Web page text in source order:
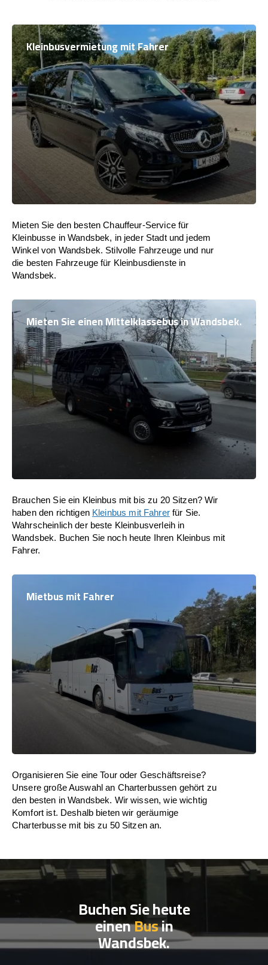
Kleinbusvermietung mit Fahrer
Mieten Sie den besten Chauffeur-Service für
Kleinbusse in Wandsbek, in jeder Stadt und jedem
Winkel von Wandsbek. Stilvolle Fahrzeuge und nur
die besten Fahrzeuge für Kleinbusdienste in
Wandsbek.
Mieten Sie einen Mittelklassebus in Wandsbek.
Brauchen Sie ein Kleinbus mit bis zu 20 Sitzen? Wir
haben den richtigen Kleinbus mit Fahrerfür Sie.
Wahrscheinlich der beste Kleinbusverleih in
Wandsbek. Buchen Sie noch heute Ihren Kleinbus mit
Fahrer.
Mietbus mit Fahrer
Organisieren Sie eine Tour oder Geschäftsreise?
Unsere große Auswahl an Charterbussen gehört zu
den besten in Wandsbek. Wir wissen, wie wichtig
Komfort ist. Deshalb bieten wir geräumige
Charterbusse mit bis zu 50 Sitzen an.
Buchen Sie heute
einenBusin
Wandsbek.